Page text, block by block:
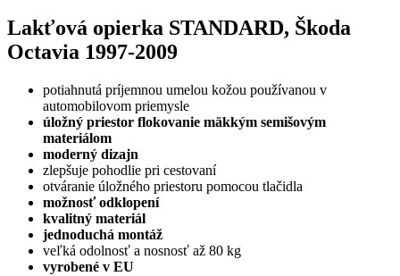
Lakťová opierka STANDARD, Škoda
Octavia 1997-2009
potiahnutá príjemnou umelou kožou používanou v
automobilovom priemysle
úložný priestor flokovanie mäkkým semišovým
materiálom
moderný dizajn
zlepšuje pohodlie pri cestovaní
otváranie úložného priestoru pomocou tlačidla
možnosť odklopení
kvalitný materiál
jednoduchá montáž
veľká odolnosť a nosnosť až 80 kg
vyrobené v EU